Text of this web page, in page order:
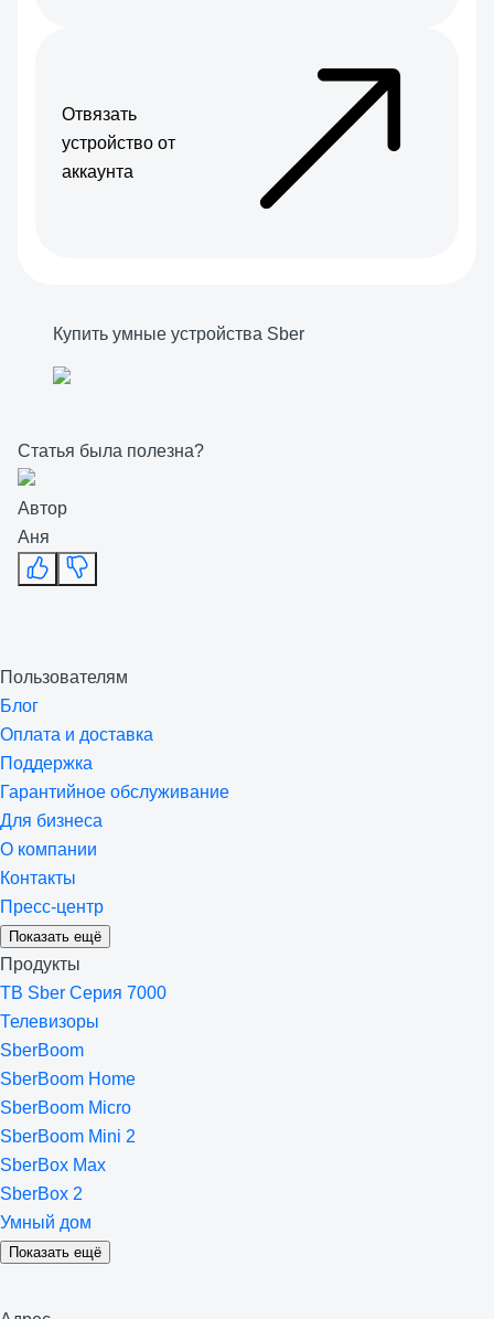
Отвязать
устройство от
аккаунта
Купить умные устройства Sber
Статья была полезна?
Автор
Аня
Пользователям
Блог
Оплата и доставка
Поддержка
Гарантийное обслуживание
Для бизнеса
О компании
Контакты
Пресс-центр
Показать ещё
Продукты
ТВ Sber Серия 7000
Телевизоры
SberBoom
SberBoom Home
SberBoom Micro
SberBoom Mini 2
SberBox Max
SberBox 2
Умный дом
Показать ещё